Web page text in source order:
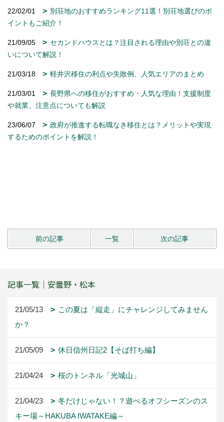
22/02/01
別荘地のおすすめランキング11選！別荘地選びのポ
イントもご紹介！
21/09/05
セカンドハウスとは？注目される理由や別荘との違
いについて解説！
21/03/18 軽井沢移住の利点や失敗例、人気エリアのまとめ
21/03/01
長野県への移住がおすすめ・人気な理由！支援制度
や就業、注意点についても解説
23/06/07
政府が推進する転職なき移住とは？メリットや実現
するためのポイントを解説！
前の記事 一覧 次の記事
記事一覧｜安曇野・松本
21/05/13
この夏は「縦走」にチャレンジしてみません
か？
21/05/09 休日信州日記2【そば打ち編】
21/04/24 桜のトンネル「光城山」
21/04/23
冬だけじゃない！？遊べるオフシーズンのス
キー場～HAKUBA IWATAKE編～